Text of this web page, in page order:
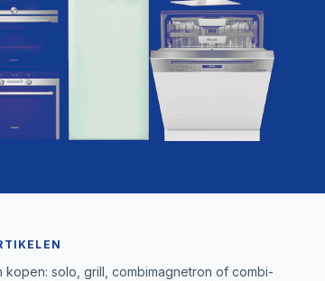
kopen: solo, grill, combimagnetron of combi-